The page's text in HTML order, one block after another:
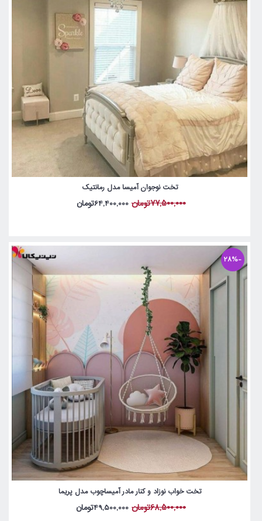
تخت نوجوان آمیسا مدل رمانتیک
77,500,000تومان 64,400,000تومان
-28%
تخت خواب نوزاد و کنار مادر آمیساچوب مدل پریما
68,500,000تومان 49,500,000تومان